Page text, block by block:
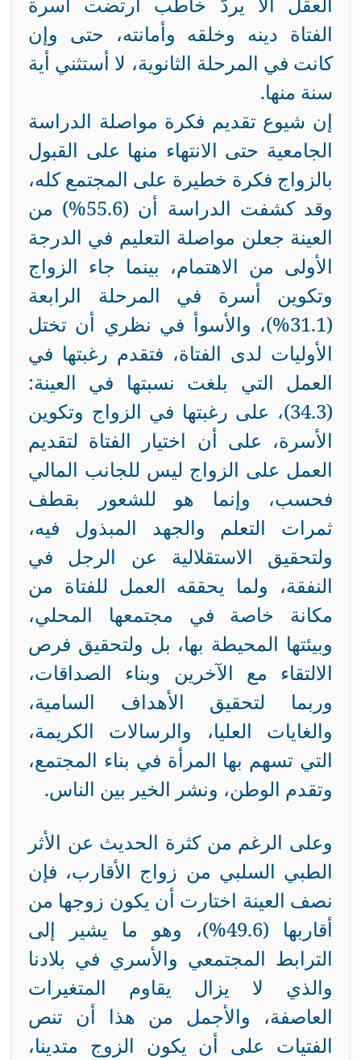
الفتاة دينه وخلقه وأمانته، حتى وإن
كانت في المرحلة الثانوية، لا أستثني أية
سنة منها.
إن شيوع تقديم فكرة مواصلة الدراسة
الجامعية حتى الانتهاء منها على القبول
بالزواج فكرة خطيرة على المجتمع كله،
وقد كشفت الدراسة أن (55.6%) من
العينة جعلن مواصلة التعليم في الدرجة
الأولى من الاهتمام، بينما جاء الزواج
وتكوين أسرة في المرحلة الرابعة
(31.1%)، والأسوأ في نظري أن تختل
الأوليات لدى الفتاة، فتقدم رغبتها في
العمل التي بلغت نسبتها في العينة:
(34.3)، على رغبتها في الزواج وتكوين
الأسرة، على أن اختيار الفتاة لتقديم
العمل على الزواج ليس للجانب المالي
فحسب، وإنما هو للشعور بقطف
ثمرات التعلم والجهد المبذول فيه،
ولتحقيق الاستقلالية عن الرجل في
النفقة، ولما يحققه العمل للفتاة من
مكانة خاصة في مجتمعها المحلي،
وبيئتها المحيطة بها، بل ولتحقيق فرص
الالتقاء مع الآخرين وبناء الصداقات،
وربما لتحقيق الأهداف السامية،
والغايات العليا، والرسالات الكريمة،
التي تسهم بها المرأة في بناء المجتمع،
وتقدم الوطن، ونشر الخير بين الناس.
وعلى الرغم من كثرة الحديث عن الأثر
الطبي السلبي من زواج الأقارب، فإن
نصف العينة اختارت أن يكون زوجها من
أقاربها (49.6%)، وهو ما يشير إلى
الترابط المجتمعي والأسري في بلادنا
والذي لا يزال يقاوم المتغيرات
العاصفة، والأجمل من هذا أن تنص
الفتيات على أن يكون الزوج متدينا،